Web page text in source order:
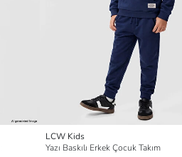
LCW Kids
Yazı Baskılı Erkek Çocuk Takım